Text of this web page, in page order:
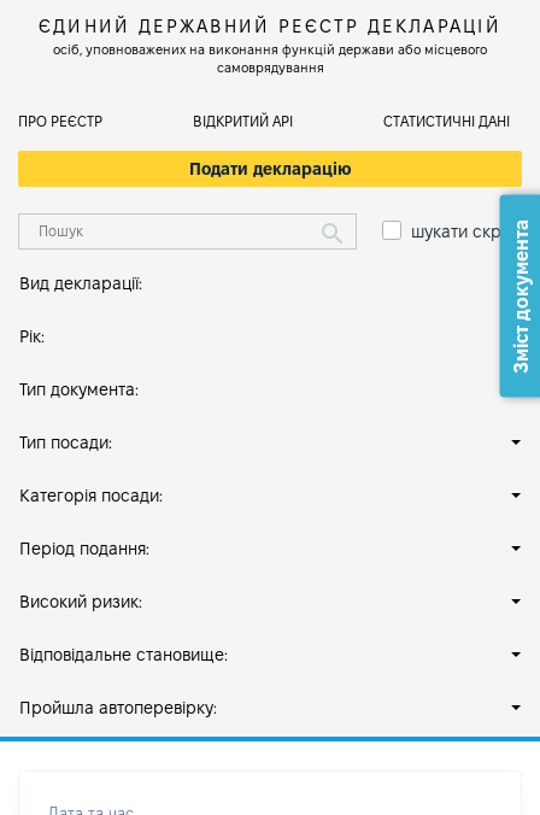
ЄДИНИЙ ДЕРЖАВНИЙ РЕЄСТР ДЕКЛАРАЦІЙ
осіб, уповноважених на виконання функцій держави або місцевого
самоврядування
ПРО РЕЄСТР ВІДКРИТИЙ АРІ СТАТИСТИЧНІ ДАНІ
Подати декларацію
шукати скрізь
Вид декларації:
Рік:
Тип документа:
Тип посади:
Категорія посади:
Період подання:
Високий ризик:
Відповідальне становище:
Пройшла автоперевірку:
Зміст документа